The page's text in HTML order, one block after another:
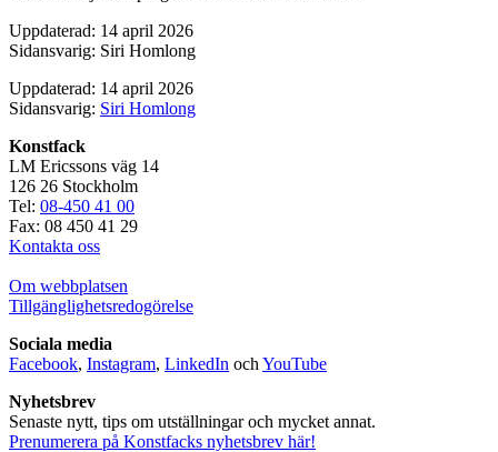
Uppdaterad: 14 april 2026
Sidansvarig: Siri Homlong
Uppdaterad: 14 april 2026
Sidansvarig: Siri Homlong
Konstfack
LM Ericssons väg 14
126 26 Stockholm
Tel: 08-450 41 00
Fax: 08 450 41 29
Kontakta oss
Om webbplatsen
Tillgänglighetsredogörelse
Sociala media
Facebook, Instagram, LinkedIn och YouTube
Nyhetsbrev
Senaste nytt, tips om utställningar och mycket annat.
Prenumerera på Konstfacks nyhetsbrev här!